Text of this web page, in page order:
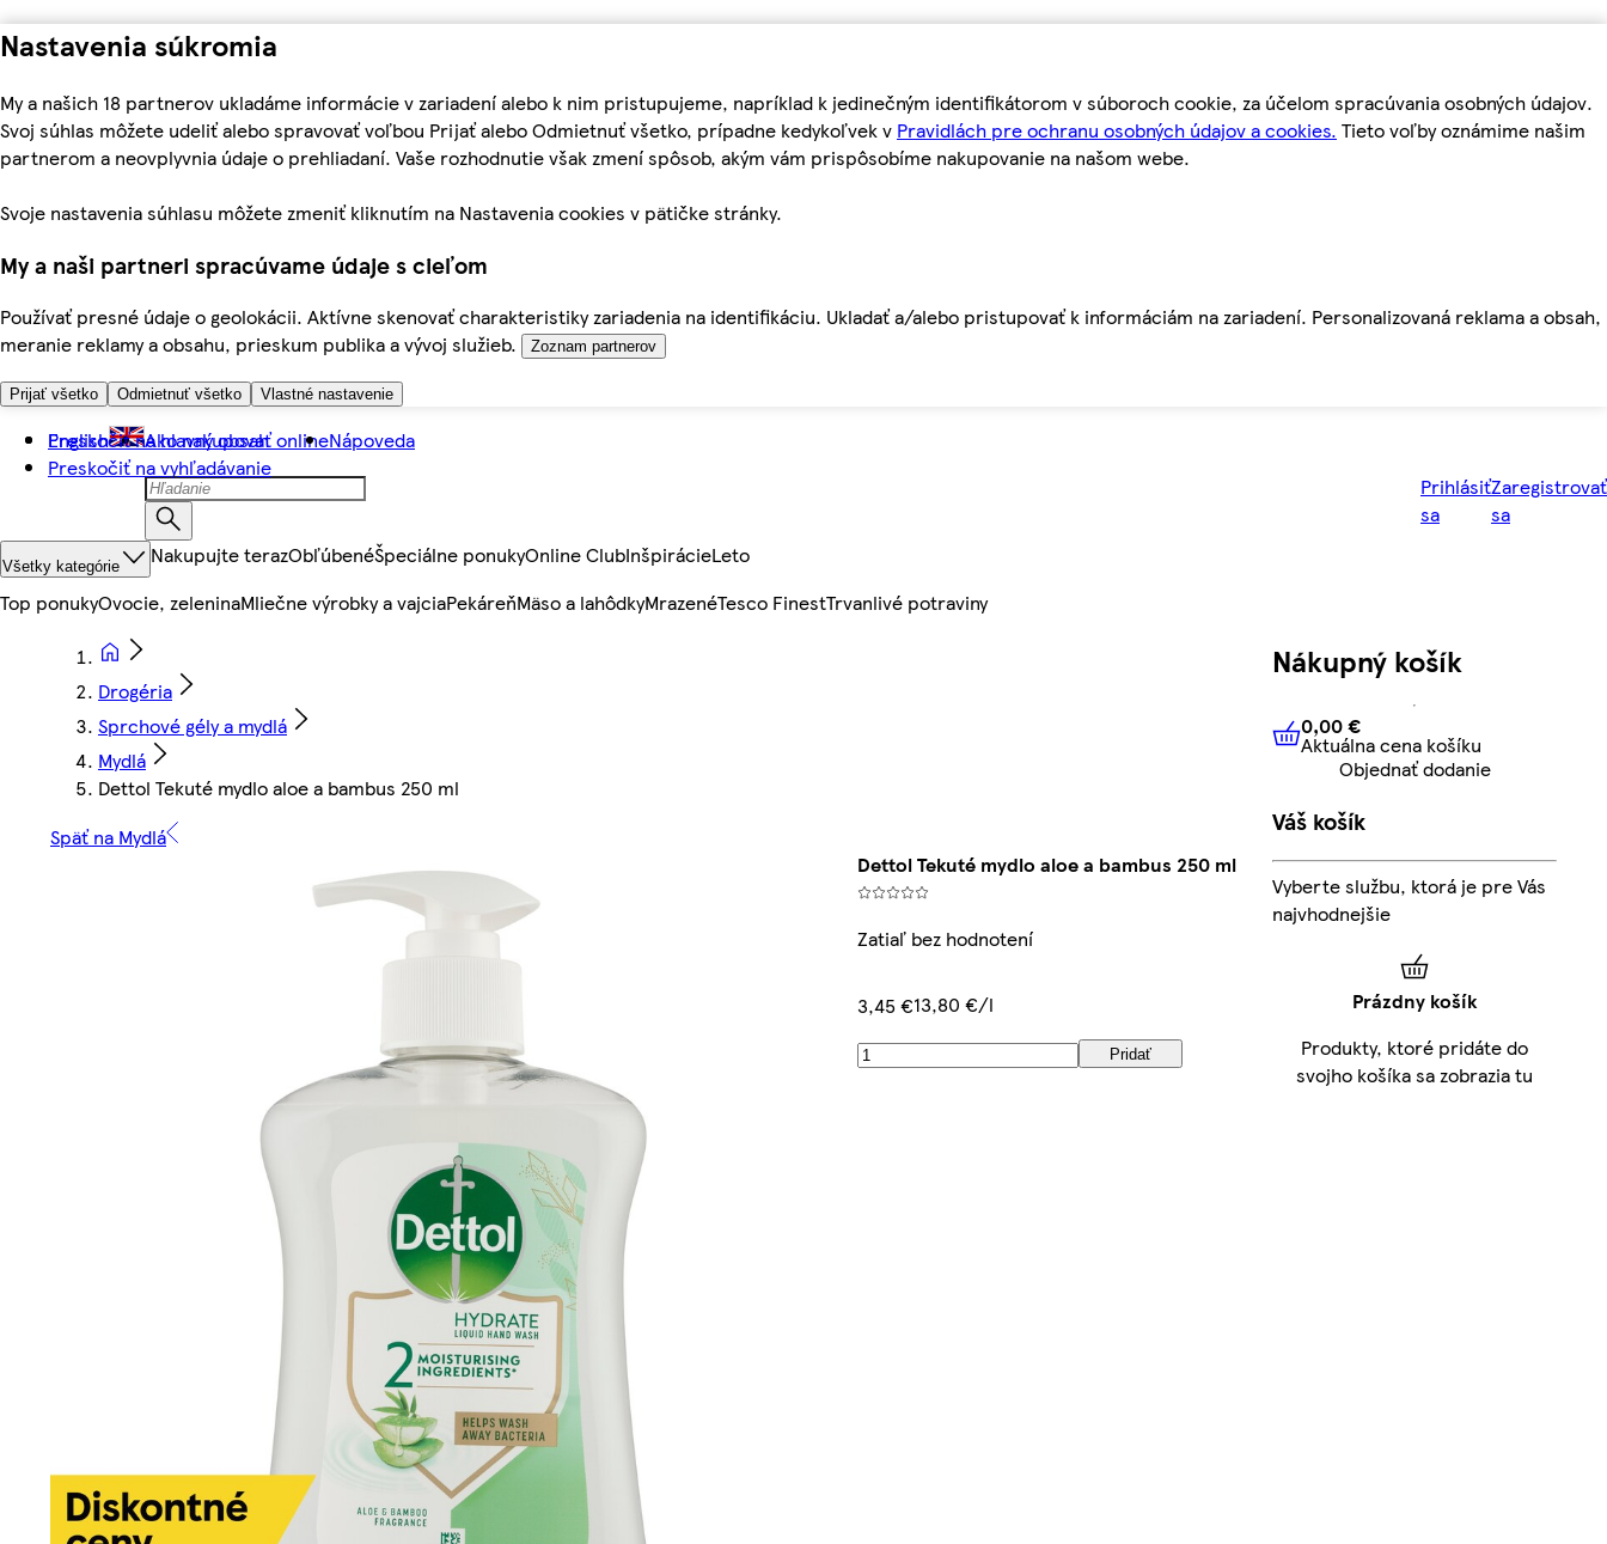
Nastavenia súkromia
My a našich 18 partnerov ukladáme informácie v zariadení alebo k nim pristupujeme, napríklad k jedinečným identifikátorom v súboroch cookie, za účelom spracúvania osobných údajov.
Svoj súhlas môžete udeliť alebo spravovať voľbou Prijať alebo Odmietnuť všetko, prípadne kedykoľvek v Pravidlách pre ochranu osobných údajov a cookies. Tieto voľby oznámime našim
partnerom a neovplyvnia údaje o prehliadaní. Vaše rozhodnutie však zmení spôsob, akým vám prispôsobíme nakupovanie na našom webe.
Svoje nastavenia súhlasu môžete zmeniť kliknutím na Nastavenia cookies v pätičke stránky.
My a naši partneri spracúvame údaje s cieľom
Používať presné údaje o geolokácii. Aktívne skenovať charakteristiky zariadenia na identifikáciu. Ukladať a/alebo pristupovať k informáciám na zariadení. Personalizovaná reklama a obsah,
meranie reklamy a obsahu, prieskum publika a vývoj služieb.
Zoznam partnerov
Prijať všetko Odmietnuť všetko Vlastné nastavenie
Preskočiť na hlavný obsah
Preskočiť na vyhľadávanie
English Ako nakupovať onlineNápoveda
Prihlásiť
sa
Zaregistrovať
sa
Všetky kategórie Nakupujte terazObľúbenéŠpeciálne ponukyOnline ClubInšpirácieLeto
Top ponukyOvocie, zeleninaMliečne výrobky a vajciaPekáreňMäso a lahôdkyMrazenéTesco FinestTrvanlivé potraviny
Drogéria
Sprchové gély a mydlá
Mydlá
Dettol Tekuté mydlo aloe a bambus 250 ml
Späť na Mydlá
Dettol Tekuté mydlo aloe a bambus 250 ml
Zatiaľ bez hodnotení
3,45 €13,80 €/l
Pridať
Nákupný košík
0,00 € Aktuálna cena košíku
0,00 €
Aktuálna cena košíku
Objednať dodanie
Váš košík
Vyberte službu, ktorá je pre Vás
najvhodnejšie
Prázdny košík
Produkty, ktoré pridáte do
svojho košíka sa zobrazia tu